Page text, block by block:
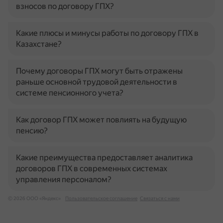
взносов по договору ГПХ?
Какие плюсы и минусы работы по договору ГПХ в
Казахстане?
Почему договоры ГПХ могут быть отражены
раньше основной трудовой деятельности в
системе пенсионного учета?
Как договор ГПХ может повлиять на будущую
пенсию?
Какие преимущества предоставляет аналитика
договоров ГПХ в современных системах
управления персоналом?
© 2026 ООО «Яндекс» Пользовательское соглашение Связаться с нами